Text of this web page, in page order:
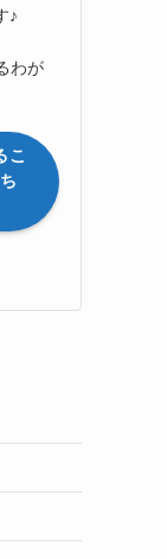
♪
わが
こ